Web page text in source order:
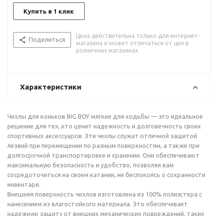
Купить в 1 клик
Поделиться
Цена действительна только для интернет-
магазина и может отличаться от цен в
розничных магазинах
Характеристики
Чехлы для коньков BIG BOY мягкие для ходьбы — это идеальное
решение для тех, кто ценит надежность и долговечность своих
спортивных аксессуаров. Эти чехлы служат отличной защитой
лезвий при перемещении по разным поверхностям, а также при
долгосрочной транспортировке и хранении. Они обеспечивают
максимальную безопасность и удобство, позволяя вам
сосредоточиться на своем катании, не беспокоясь о сохранности
инвентаря.
Внешняя поверхность чехлов изготовлена из 100% полиэстера с
нанесением из влагостойкого материала. Это обеспечивает
надежную защиту от внешних механических повреждений, таких